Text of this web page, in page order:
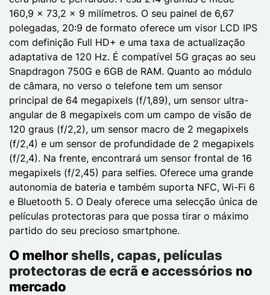
160,9 x 73,2 x 9 milímetros. O seu painel de 6,67
polegadas, 20:9 de formato oferece um visor LCD IPS
com definição Full HD+ e uma taxa de actualização
adaptativa de 120 Hz. É compatível 5G graças ao seu
Snapdragon 750G e 6GB de RAM. Quanto ao módulo
de câmara, no verso o telefone tem um sensor
principal de 64 megapixels (f/1,89), um sensor ultra-
angular de 8 megapixels com um campo de visão de
120 graus (f/2,2), um sensor macro de 2 megapixels
(f/2,4) e um sensor de profundidade de 2 megapixels
(f/2,4). Na frente, encontrará um sensor frontal de 16
megapixels (f/2,45) para selfies. Oferece uma grande
autonomia de bateria e também suporta NFC, Wi-Fi 6
e Bluetooth 5. O Dealy oferece uma selecção única de
películas protectoras para que possa tirar o máximo
partido do seu precioso smartphone.
O melhorshells, capas, películas
protectoras de ecrã eaccessórios no
mercado